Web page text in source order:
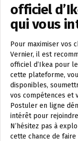
officiel
qui vous
Pour maximiser vos
Vernier, il est
officiel d’Ikea pour
cette plateforme,
disponibles,
vos compétences et
Postuler en ligne
intérêt pour rejoindre
N’hésitez pas à
cette chance de